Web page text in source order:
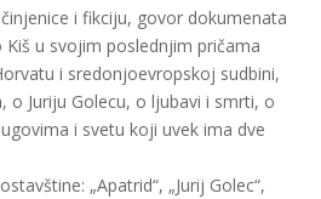
i fikciju, govor dokumenata
u svojim poslednjim pričama
i sredonjoevropskoj sudbini,
o Juriju Golecu, o ljubavi i smrti, o
i svetu koji uvek ima dve
„Apatrid“, „Jurij Golec“,